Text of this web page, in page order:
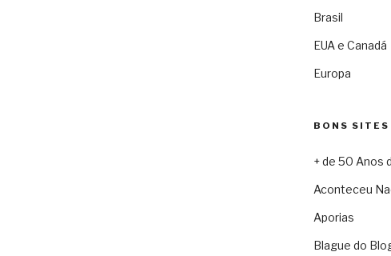
Brasil
EUA e Canadá
Europa
BONS SITES
+ de 50 Anos
Aconteceu
Aporias
Blague do